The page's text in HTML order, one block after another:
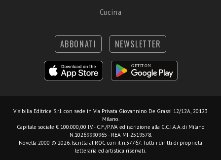
Cucina
ABBONATI NEWSLETTER
Visibilia Editrice S.r.l. con sede in Via Privata Giovannino De Grassi 12/12A, 20123
Milano.
Capitale sociale € 100.000,00 I.V. - C.F./P.IVA ed iscrizione alla C.C.I.A.A. di Milano
N.10269990965 - REA MI-2519578.
Novella 2000 © 2026. Iscritta al ROC con il n.37767. Tutti i diritti di proprietà
letteraria ed artistica riservati.